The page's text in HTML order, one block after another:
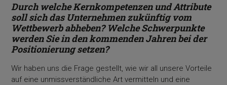
Durch welche Kernkompetenzen und Attribute
soll sich das Unternehmen zukünftig vom
Wettbewerb abheben? Welche Schwerpunkte
werden Sie in den kommenden Jahren bei der
Positionierung setzen?
Wir haben uns die Frage gestellt, wie wir all unsere Vorteile
auf eine unmissverständliche Art vermitteln und eine